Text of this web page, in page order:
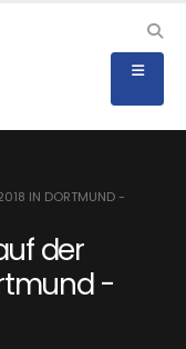
2018 IN DORTMUND -
der
-